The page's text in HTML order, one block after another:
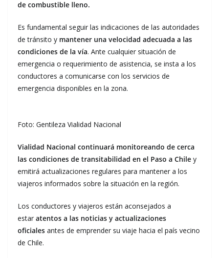
de combustible lleno.
Es fundamental seguir las indicaciones de las autoridades
de tránsito y mantener una velocidad adecuada a las
condiciones de la vía. Ante cualquier situación de
emergencia o requerimiento de asistencia, se insta a los
conductores a comunicarse con los servicios de
emergencia disponibles en la zona.
Foto: Gentileza Vialidad Nacional
Vialidad Nacional continuará monitoreando de cerca
las condiciones de transitabilidad en el Paso a Chile y
emitirá actualizaciones regulares para mantener a los
viajeros informados sobre la situación en la región.
Los conductores y viajeros están aconsejados a
estar atentos a las noticias y actualizaciones
oficiales antes de emprender su viaje hacia el país vecino
de Chile.